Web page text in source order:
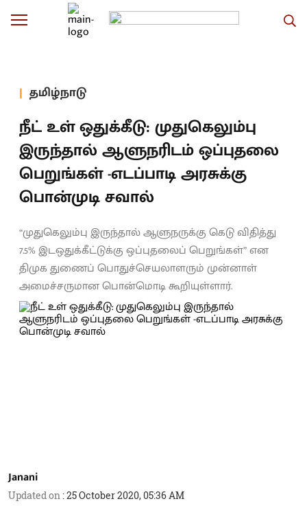
தமிழ்நாடு
நீட் உள் ஒதுக்கீடு: முதுகெலும்பு
இருந்தால் ஆளுநரிடம் ஒப்புதலை
பெறுங்கள் -எடப்பாடி அரசுக்கு
பொன்முடி சவால்
“முதுகெலும்பு இருந்தால் ஆளுநருக்கு கெடு விதித்து
7.5% இடஒதுக்கீட்டுக்கு ஒப்புதலைப் பெறுங்கள்” என
திமுக துணைப் பொதுச்செயலாளரும் முன்னாள்
அமைச்சருமான பொன்மொடி கூறியுள்ளார்.
Janani
Updated on :25 October 2020, 05:36 AM